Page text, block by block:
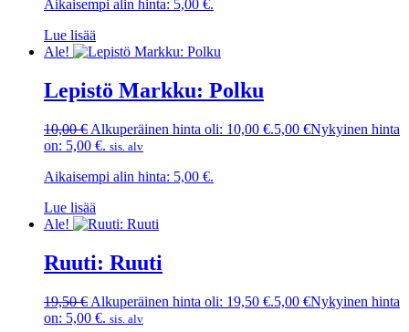
Aikaisempi alin hinta: 5,00 €.
Lue lisää
Ale!
Lepistö Markku: Polku
10,00€ Alkuperäinen hinta oli: 10,00 €.5,00 €Nykyinen hinta
on: 5,00 €. sis. alv
Aikaisempi alin hinta: 5,00 €.
Lue lisää
Ale!
Ruuti: Ruuti
19,50€ Alkuperäinen hinta oli: 19,50 €.5,00 €Nykyinen hinta
on: 5,00 €. sis. alv